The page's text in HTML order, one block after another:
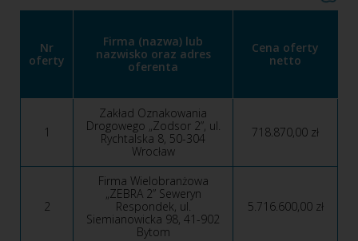
Nr
oferty
Firma (nazwa) lub
nazwisko oraz adres
oferenta
Cena oferty
netto
1
Zakład Oznakowania
Drogowego „Zodsor 2”, ul.
Rychtalska 8, 50-304
Wrocław
718.870,00 zł
2
Firma Wielobranżowa
„ZEBRA 2” Seweryn
Respondek, ul.
Siemianowicka 98, 41-902
Bytom
5.716.600,00 zł